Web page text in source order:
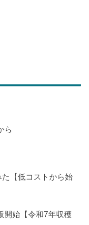
ら
【低コストから始
開始【令和7年収穫